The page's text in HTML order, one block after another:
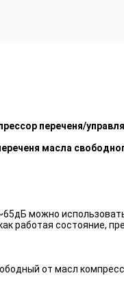
переченя/
масла
можно
работая состояние,
от масл